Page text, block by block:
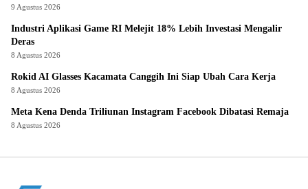
9 Agustus 2026
Industri Aplikasi Game RI Melejit 18% Lebih Investasi Mengalir
Deras
8 Agustus 2026
Rokid AI Glasses Kacamata Canggih Ini Siap Ubah Cara Kerja
8 Agustus 2026
Meta Kena Denda Triliunan Instagram Facebook Dibatasi Remaja
8 Agustus 2026